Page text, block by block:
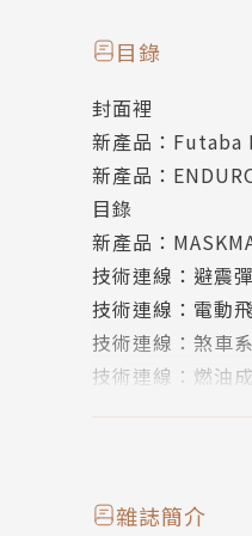
-認識電動飛機(2)
-認識燃油基本組成
目錄
封面裡
新產品：Futaba
新產品：
目錄
新產品：
技術連線：避震
技術連線：電動
技術連線：煞車
技術連線：燃油
雜誌簡介